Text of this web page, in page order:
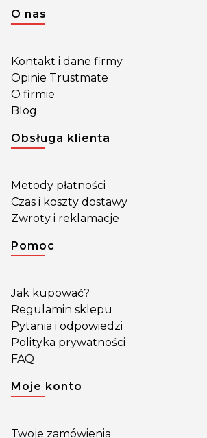
Linki w stopce
O nas
Kontakt i dane firmy
Opinie Trustmate
O firmie
Blog
Obsługa klienta
Metody płatności
Czas i koszty dostawy
Zwroty i reklamacje
Pomoc
Jak kupować?
Regulamin sklepu
Pytania i odpowiedzi
Polityka prywatności
FAQ
Moje konto
Twoje zamówienia